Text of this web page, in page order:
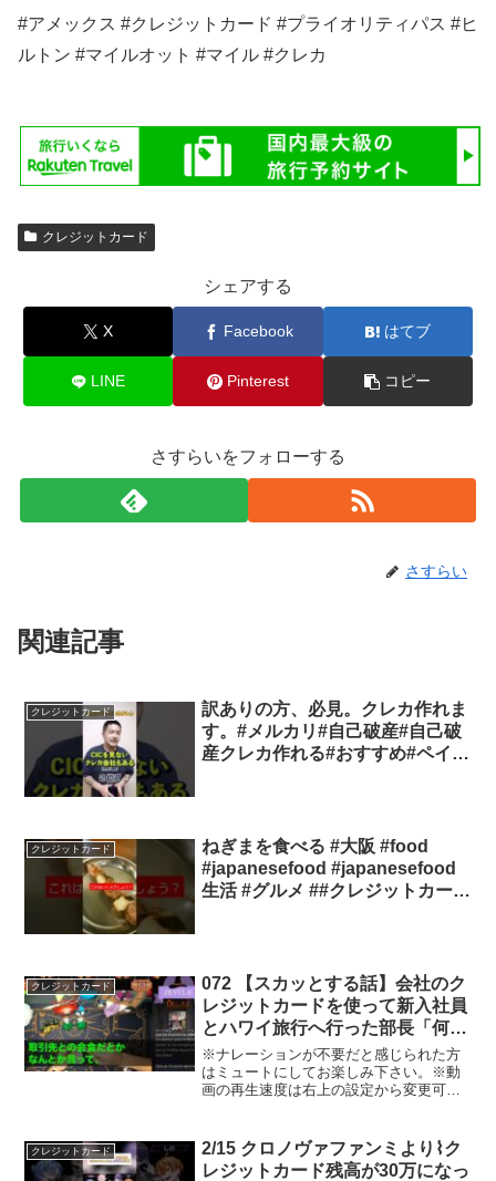
#アメックス #クレジットカード #プライオリティパス #ヒ
ルトン #マイルオット #マイル #クレカ
クレジットカード
シェアする
X Facebook はてブ
LINE Pinterest コピー
さすらいをフォローする
さすらい
関連記事
クレジットカード
訳ありの方、必見。クレカ作れま
す。#メルカリ#自己破産#自己破
産クレカ作れる#おすすめ#ペイデ
クレジットカード
ねぎまを食べる #大阪 #food
#japanesefood #japanesefood
生活 #グルメ ##クレジットカード
クレジットカード
072 【スカッとする話】会社のク
レジットカードを使って新入社員
とハワイ旅行へ行った部長「何で
も買ってあげる」私（カード利用
停止してやろ）→会社のクレジッ
トカードを止めて物価高のハワイ
※ナレーションが不要だと感じられた方
はミュートにしてお楽しみ下さい。※動
画の再生速度は右上の設定から変更可能
関係ありません。※当チャンネルのスト
ーリーはオリジナルです。...
クレジットカード
2/15 クロノヴァファンミより⌇ク
レジットカード残高が30万になっ